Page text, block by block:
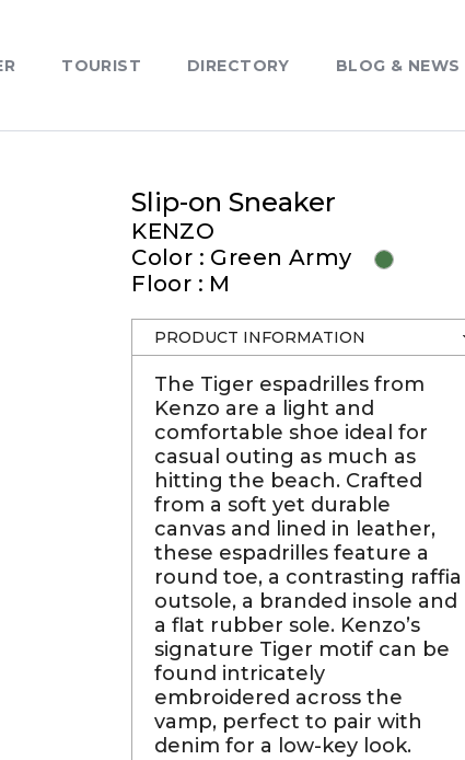
TOURIST DIRECTORY BLOG & NEWS
Slip-on Sneaker
KENZO
Color : Green Army
Floor : M
PRODUCT INFORMATION
The Tiger espadrilles from
Kenzo are a light and
comfortable shoe ideal for
casual outing as much as
hitting the beach. Crafted
from a soft yet durable
canvas and lined in leather,
these espadrilles feature a
round toe, a contrasting raffia
outsole, a branded insole and
a flat rubber sole. Kenzo’s
signature Tiger motif can be
found intricately
embroidered across the
vamp, perfect to pair with
denim for a low-key look.